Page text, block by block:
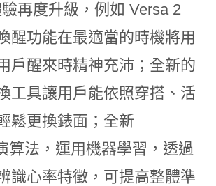
再度升級，例如 Versa 2
醒功能在最適當的時機將用
戶醒來時精神充沛；全新的
工具讓用戶能依照穿搭、活
鬆更換錶面；全新
算法，運用機器學習，透過
識心率特徵，可提高整體準